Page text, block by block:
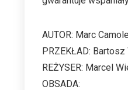
AUTOR: Marc
PRZEKŁAD:
REŻYSER: Marcel
OBSADA: